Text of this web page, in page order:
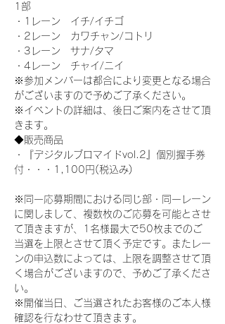
1部
・1レーン　イチ/イチゴ
・2レーン　カワチャン/コトリ
・3レーン　サナ/タマ
・4レーン　チャイ/ニイ
※参加メンバーは都合により変更となる場合
がございますので予めご了承ください。
※イベントの詳細は、後日ご案内をさせて頂
きます。
◆販売商品
・『デジタルブロマイドvol.2』個別握手券
付・・・1,100円(税込み)
※同一応募期間における同じ部・同一レーン
に関しまして、複数枚のご応募を可能とさせ
て頂きますが、1名様最大で50枚までのご
当選を上限とさせて頂く予定です。またレー
ンの申込数によっては、上限を調整させて頂
く場合がございますので、予めご了承くださ
い。
※開催当日、ご当選されたお客様のご本人様
確認を行なわせて頂きます。